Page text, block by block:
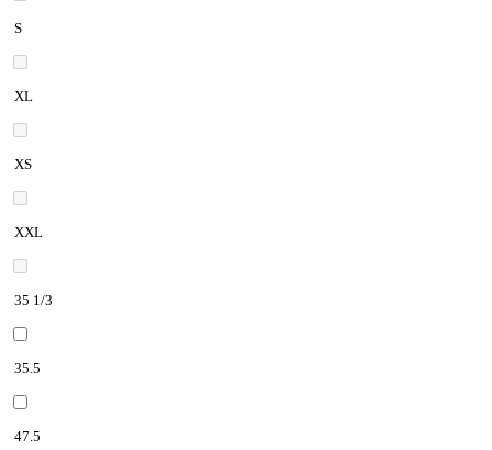
S
XL
XS
XXL
35 1/3
35.5
47.5